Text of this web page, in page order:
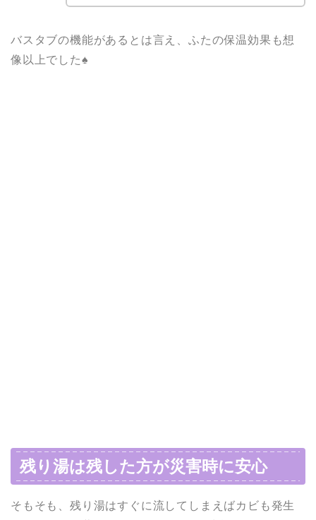
バスタブの機能があるとは言え、ふたの保温効果も想
像以上でした♠
残り湯は残した方が災害時に安心
そもそも、残り湯はすぐに流してしまえばカビも発生